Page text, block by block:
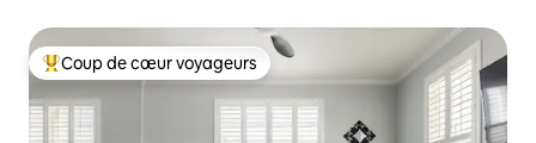
Coups de cœur voyageurs les plus appréciés
Coup de cœur voyageurs